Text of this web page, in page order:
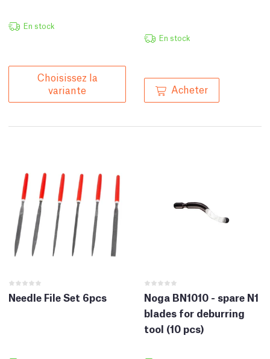
En stock
Choisissez la
variante
En stock
Acheter
Needle File Set 6pcs
Noga BN1010 - spare N1
blades for deburring
tool (10 pcs)